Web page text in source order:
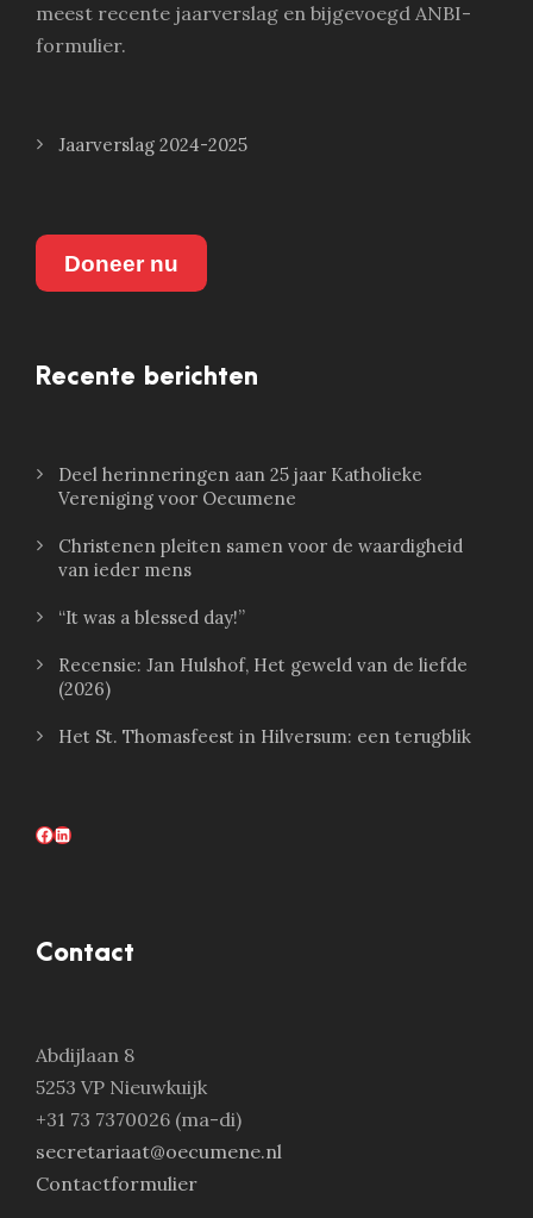
meest recente jaarverslag en bijgevoegd ANBI-
formulier.
Jaarverslag 2024-2025
Doneer nu
Recente berichten
Deel herinneringen aan 25 jaar Katholieke
Vereniging voor Oecumene
Christenen pleiten samen voor de waardigheid
van ieder mens
“It was a blessed day!”
Recensie: Jan Hulshof, Het geweld van de liefde
(2026)
Het St. Thomasfeest in Hilversum: een terugblik
Facebook LinkedIn
Contact
Abdijlaan 8
5253 VP Nieuwkuijk
+31 73 7370026 (ma-di)
secretariaat@oecumene.nl
Contactformulier